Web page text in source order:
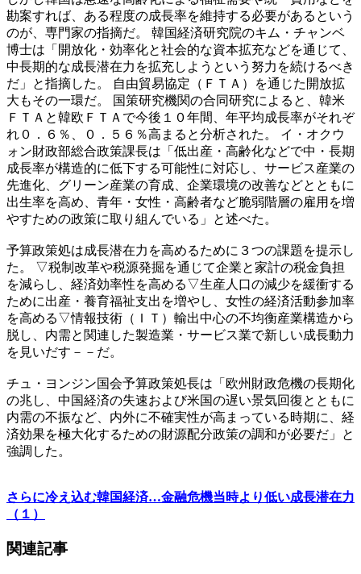
勘案すれば、ある程度の成長率を維持する必要があるという
のが、専門家の指摘だ。 韓国経済研究院のキム・チャンベ
博士は「開放化・効率化と社会的な資本拡充などを通じて、
中長期的な成長潜在力を拡充しようという努力を続けるべき
だ」と指摘した。 自由貿易協定（ＦＴＡ）を通じた開放拡
大もその一環だ。 国策研究機関の合同研究によると、韓米
ＦＴＡと韓欧ＦＴＡで今後１０年間、年平均成長率がそれぞ
れ０．６％、０．５６％高まると分析された。 イ・オクウ
ォン財政部総合政策課長は「低出産・高齢化などで中・長期
成長率が構造的に低下する可能性に対応し、サービス産業の
先進化、グリーン産業の育成、企業環境の改善などとともに
出生率を高め、青年・女性・高齢者など脆弱階層の雇用を増
やすための政策に取り組んでいる」と述べた。
予算政策処は成長潜在力を高めるために３つの課題を提示し
た。 ▽税制改革や税源発掘を通じて企業と家計の税金負担
を減らし、経済効率性を高める▽生産人口の減少を緩衝する
ために出産・養育福祉支出を増やし、女性の経済活動参加率
を高める▽情報技術（ＩＴ）輸出中心の不均衡産業構造から
脱し、内需と関連した製造業・サービス業で新しい成長動力
を見いだす－－だ。
チュ・ヨンジン国会予算政策処長は「欧州財政危機の長期化
の兆し、中国経済の失速および米国の遅い景気回復とともに
内需の不振など、内外に不確実性が高まっている時期に、経
済効果を極大化するための財源配分政策の調和が必要だ」と
強調した。
さらに冷え込む韓国経済…金融危機当時より低い成長潜在力
（１）
関連記事